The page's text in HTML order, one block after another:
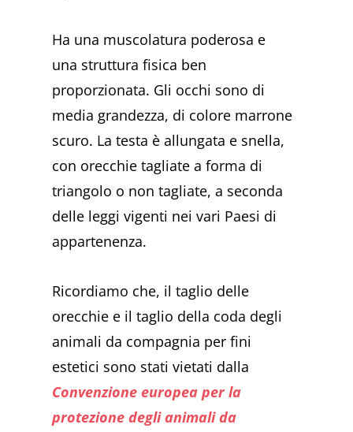
Ha una muscolatura poderosa e
una struttura fisica ben
proporzionata. Gli occhi sono di
media grandezza, di colore marrone
scuro. La testa è allungata e snella,
con orecchie tagliate a forma di
triangolo o non tagliate, a seconda
delle leggi vigenti nei vari Paesi di
appartenenza.
Ricordiamo che, il taglio delle
orecchie e il taglio della coda degli
animali da compagnia per fini
estetici sono stati vietati dalla
Convenzione europea per la
protezione degli animali da